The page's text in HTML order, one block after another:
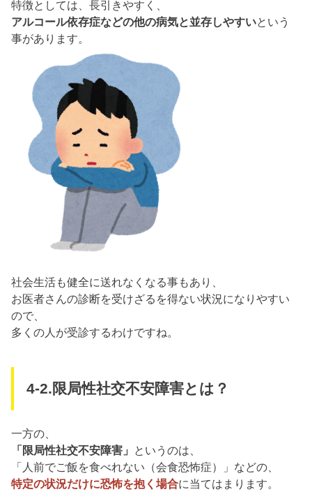
特徴としては、長引きやすく、
アルコール依存症などの他の病気と並存しやすいという
事があります。
社会生活も健全に送れなくなる事もあり、
お医者さんの診断を受けざるを得ない状況になりやすい
ので、
多くの人が受診するわけですね。
4-2.限局性社交不安障害とは？
一方の、
「限局性社交不安障害」 というのは、
「人前でご飯を食べれない（会食恐怖症）」などの、
特定の状況だけに恐怖を抱く場合に当てはまります。